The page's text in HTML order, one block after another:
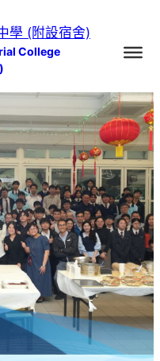
學 (附設宿舍)
College